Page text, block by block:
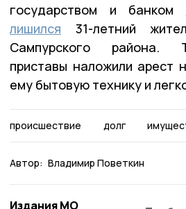
государством и банком
лишился 31-летний
Сампурского района.
приставы наложили арест
ему бытовую технику и
происшествие долг
Автор: Владимир Поветкин
Издания МО